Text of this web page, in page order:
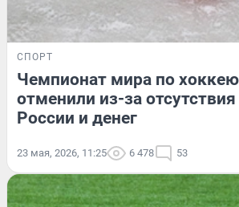
СПОРТ
Чемпионат мира по
отменили из-за
России и денег
23 мая, 2026, 11:25 6 478 53